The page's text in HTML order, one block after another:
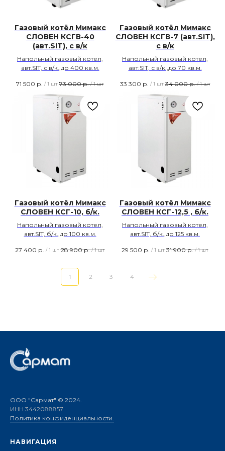
Газовый котёл Мимакс
СЛОВЕН КСГВ-40
(авт.SIT), с в/к
Напольный газовый котел,
авт.SIT, с в/к.,до 400 кв.м.
71 500 р. / 1 шт 73 000 р. / 1 шт
Газовый котёл Мимакс
СЛОВЕН КСГВ-7 (авт.SIT),
с в/к
Напольный газовый котел,
авт.SIT, с в/к.,до 70 кв.м.
33 300 р. / 1 шт 34 000 р. / 1 шт
Газовый котёл Мимакс
СЛОВЕН КСГ-10, б/к.
Напольный газовый котел,
авт.SIT, б/к.,до 100 кв.м.
27 400 р. / 1 шт 28 900 р. / 1 шт
Газовый котёл Мимакс
СЛОВЕН КСГ-12,5 , б/к.
Напольный газовый котел,
авт.SIT, б/к.,до 125 кв.м.
29 500 р. / 1 шт 31 900 р. / 1 шт
1 2 3 4
ООО "Сармат" © 2024.
ИНН 3442088857
Политика конфиденциальности.
НАВИГАЦИЯ